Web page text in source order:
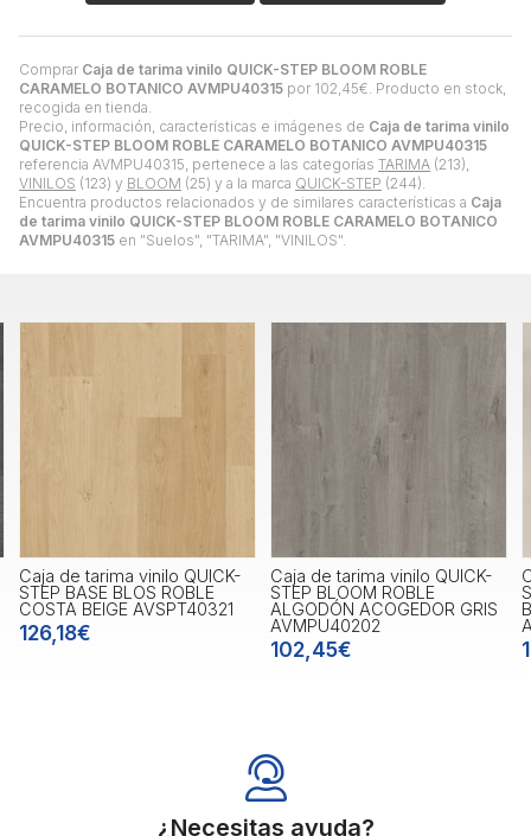
Comprar Caja de tarima vinilo QUICK-STEP BLOOM ROBLE
CARAMELO BOTANICO AVMPU40315 por 102,45€ . Producto en stock,
recogida en tienda.
Precio, información, características e imágenes de Caja de tarima vinilo
QUICK-STEP BLOOM ROBLE CARAMELO BOTANICO AVMPU40315
referencia AVMPU40315, pertenece a las categorías TARIMA (213),
VINILOS (123) y BLOOM (25) y a la marca QUICK-STEP (244).
Encuentra productos relacionados y de similares características a Caja
de tarima vinilo QUICK-STEP BLOOM ROBLE CARAMELO BOTANICO
AVMPU40315 en "Suelos", "TARIMA", "VINILOS".
Caja de tarima vinilo QUICK-
STEP BLOOM ROBLE
ALGODÓN ACOGEDOR GRIS
AVMPU40202
102,45€
Caja de tarima vinilo QUICK-
STEP BLOOM ROBLE
BLANCO ALGODÓN
AVMPU40200
102,45€
¿Necesitas ayuda?